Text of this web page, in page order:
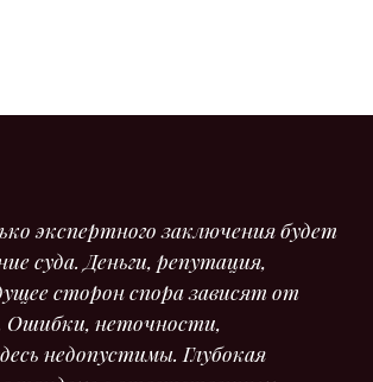
экспертного заключения будет
суда. Деньги, репутация,
сторон спора зависят от
Ошибки, неточности,
недопустимы. Глубокая